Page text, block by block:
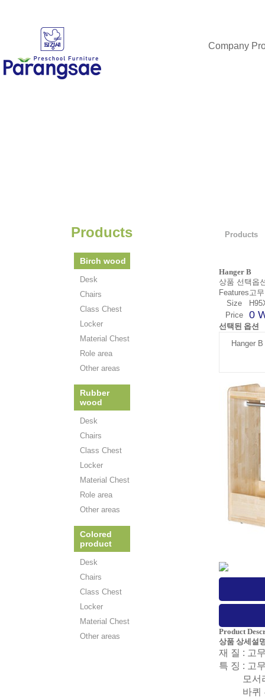
Company
Products
Birch wood
Desk
Chairs
Class Chest
Locker
Material Chest
Role area
Other areas
Rubber
wood
Desk
Chairs
Class Chest
Locker
Material Chest
Role area
Other areas
Colored
product
Desk
Chairs
Class Chest
Locker
Material Chest
Other areas
Products
Hanger B
상품 선택옵
Features고
Size
Price
0
선택된 옵션
Hanger B
Product
상품 상세설
재 질 : 고
특 징 : 고
모서
바퀴